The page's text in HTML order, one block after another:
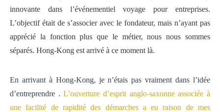
innovante dans l’événementiel voyage pour entreprises.
L’objectif était de s’associer avec le fondateur, mais n’ayant pas
apprécié la fonction plus que le métier, nous nous sommes
séparés. Hong-Kong est arrivé à ce moment là.
En arrivant à Hong-Kong, je n’étais pas vraiment dans l’idée
d’entreprendre .L’ouverture d’esprit anglo-saxonne associée à
une facilité de rapidité des démarches a eu raison de mes